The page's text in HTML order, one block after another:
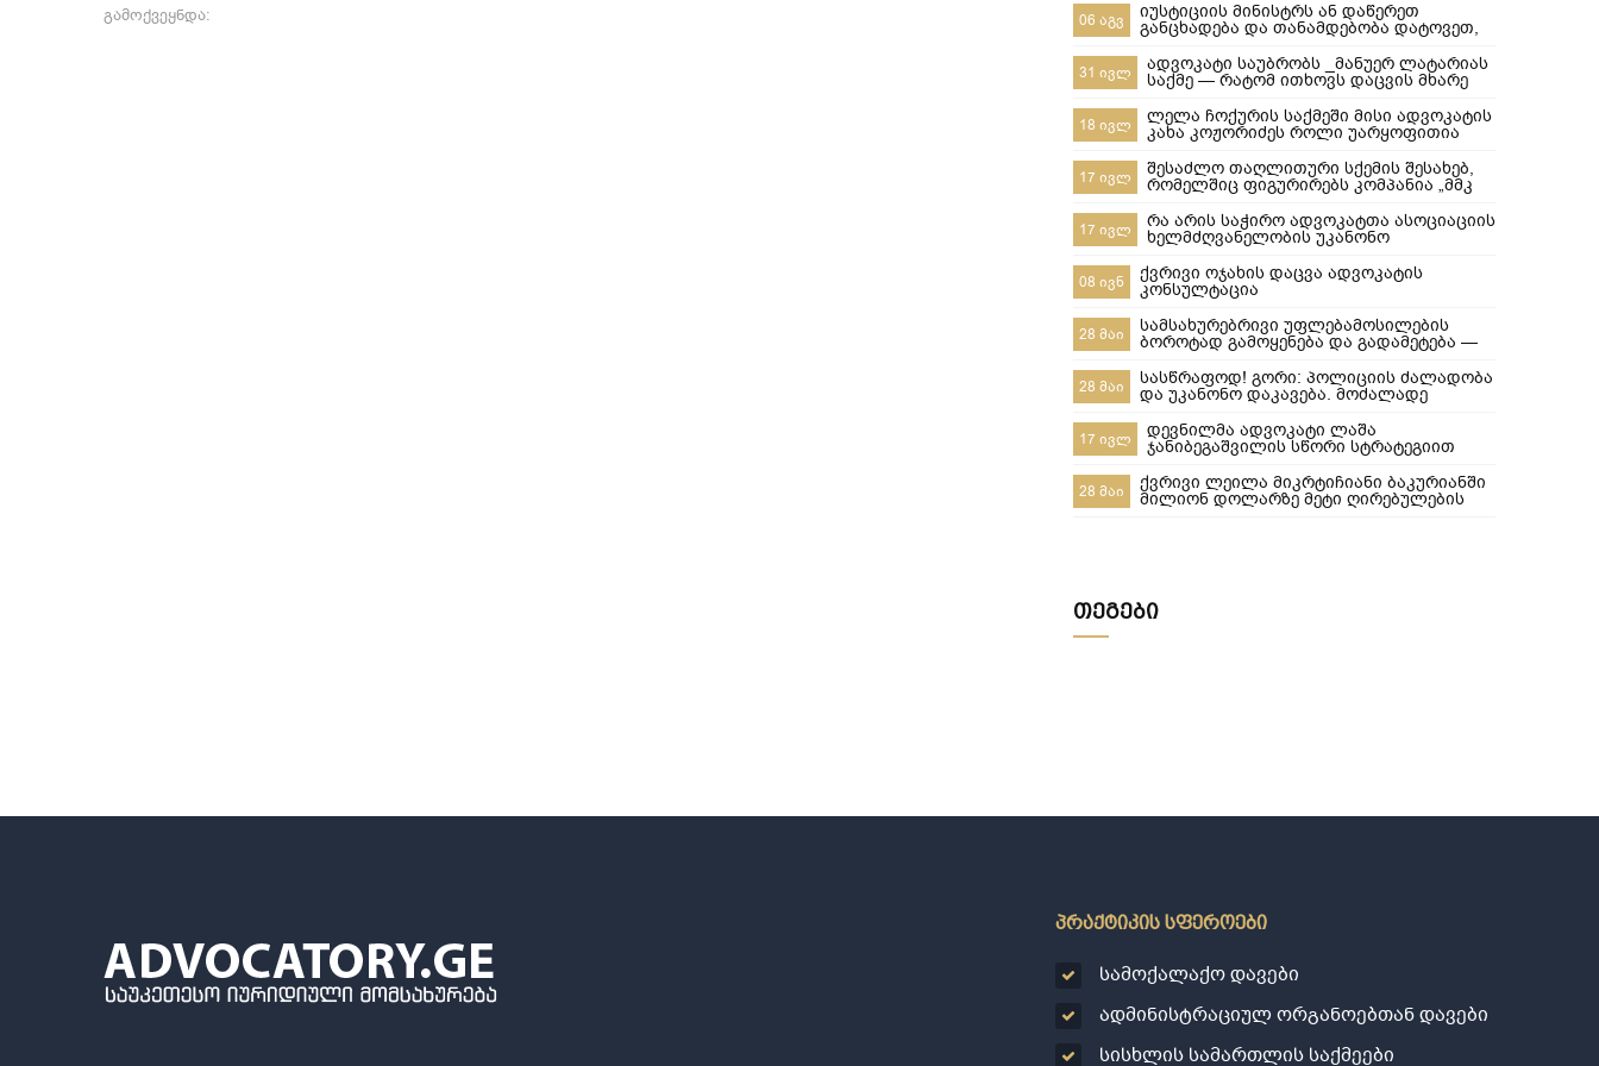
გამოქვეყნდა: 06 აგვ იუსტიციის მინისტრს ან დაწერეთ
განცხადება და თანამდებობა დატოვეთ,
ან მიხედეთ საჯარო რეესტრის
თანამშრომლებს
31 ივლ ადვოკატი საუბრობს _მანუერ ლატარიას
საქმე — რატომ ითხოვს დაცვის მხარე
უდანაშაულო ცნობილ 10-წლიანი
განაჩენის გადახედვას
18 ივლ ლელა ჩოქურის საქმეში მისი ადვოკატის
კახა კოჟორიძეს როლი უარყოფითია
ლაშა ჯანიბეგაშვილი
17 ივლ შესაძლო თაღლითური სქემის შესახებ,
რომელშიც ფიგურირებს კომპანია „მმკ
ავტოლიზინგი“
17 ივლ რა არის საჭირო ადვოკატთა ასოციაციის
ხელმძღვანელობის უკანონო
ძალმომრეობით ძალადობების
შესაჩერებლად ?
08 ივნ ქვრივი ოჯახის დაცვა ადვოკატის
კონსულტაცია
28 მაი სამსახურებრივი უფლებამოსილების
ბოროტად გამოყენება და გადამეტება —
რა ხდება გორში და რა სასამართლო
პასუხისმგებლობა ეკისრება
პოლიციელებს
28 მაი სასწრაფოდ! გორი: პოლიციის ძალადობა
და უკანონო დაკავება. მოძალადე
პოლიციელები ყველანი დაუყოვნებლივ
სამსახურებიდან უნდა იქნეს გაშვებული
და პასუხისიგებაში მიცემული! ​ყველამ
უნდა ნახოს, რა ხდება რეალურად!
გორში,10-მა პოლიციელმა სასტიკად
სცემა მოქალაქე, ახლა კ
17 ივლ დევნილმა ადვოკატი ლაშა
ჯანიბეგაშვილის სწორი სტრატეგიით
დევნილთა სამინისტროს დავები მოუგო
28 მაი ქვრივი ლეილა მიკრტიჩიანი ბაკურიანში
მილიონ დოლარზე მეტი ღირებულების
სასტუმროს დაკარგვისგან თიბისი
თეგები
პრაქტიკის სფეროები
სამოქალაქო დავები
ადმინისტრაციულ ორგანოებთან დავები
სისხლის სამართლის საქმეები